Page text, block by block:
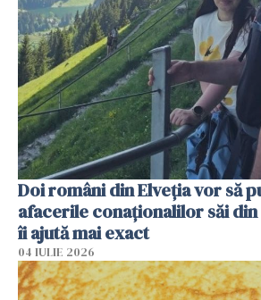
Doi români din Elveția vor să
afacerile conaționalilor săi
îi ajută mai exact
04 IULIE 2026